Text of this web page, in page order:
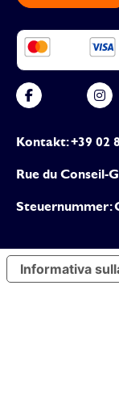
Kontakt: +39 02
Rue du Conseil-
Steuernummer:
Informativa